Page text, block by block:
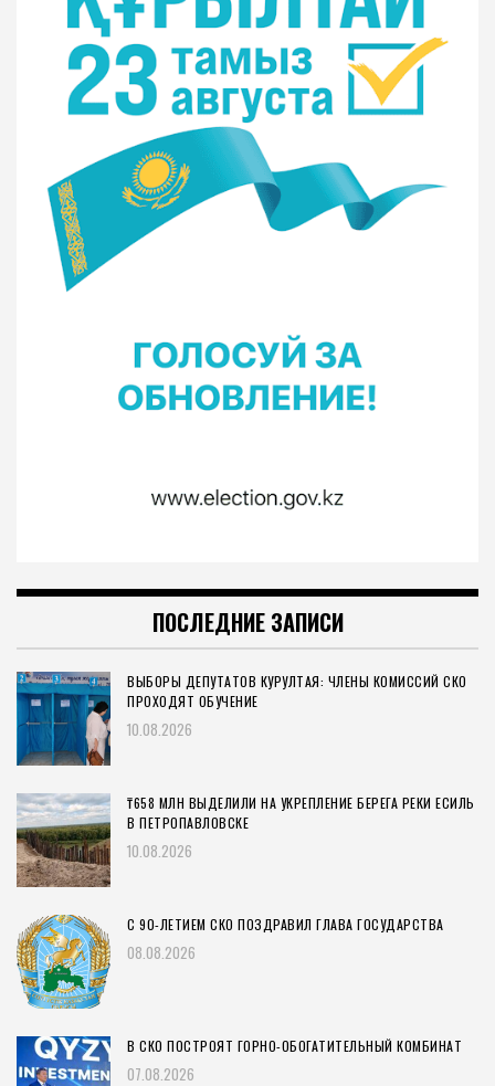
ПОСЛЕДНИЕ ЗАПИСИ
ВЫБОРЫ ДЕПУТАТОВ КУРУЛТАЯ: ЧЛЕНЫ КОМИССИЙ СКО
ПРОХОДЯТ ОБУЧЕНИЕ
10.08.2026
₸658 МЛН ВЫДЕЛИЛИ НА УКРЕПЛЕНИЕ БЕРЕГА РЕКИ ЕСИЛЬ
В ПЕТРОПАВЛОВСКЕ
10.08.2026
С 90-ЛЕТИЕМ СКО ПОЗДРАВИЛ ГЛАВА ГОСУДАРСТВА
08.08.2026
В СКО ПОСТРОЯТ ГОРНО-ОБОГАТИТЕЛЬНЫЙ КОМБИНАТ
07.08.2026